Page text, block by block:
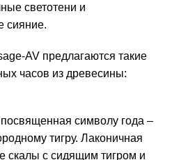
светотени и
сияние.
AV предлагаются такие
часов из древесины:
символу года –
тигру. Лаконичная
скалы с сидящим тигром и